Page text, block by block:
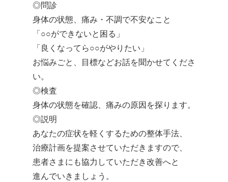
◎問診
身体の状態、痛み・不調で不安なこと
「○○ができないと困る」
「良くなってら○○がやりたい」
お悩みごと、目標などお話を聞かせてくださ
い。
◎検査
身体の状態を確認、痛みの原因を探ります。
◎説明
あなたの症状を軽くするための整体手法、
治療計画を提案させていただきますので、
患者さまにも協力していただき改善へと
進んでいきましょう。